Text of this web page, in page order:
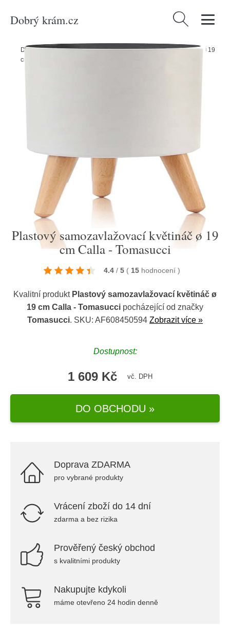
Dobrý krám.cz Vyhledávání
Domů/Produkty/Dekorace/Plastový samozavlažovací květináč ø 19
cm Calla - Tomasucci
Plastový samozavlažovací květináč ø 19
cm Calla - Tomasucci
4.4 / 5 ( 15 hodnocení )
Kvalitní produkt Plastový samozavlažovací květináč ø
19 cm Calla - Tomasucci pocházející od značky
Tomasucci. SKU: AF608450594 Zobrazit více »
Dostupnost:
1 609 Kč vč. DPH
DO OBCHODU »
Doprava ZDARMA
pro vybrané produkty
Vrácení zboží do 14 dní
zdarma a bez rizika
Prověřený český obchod
s kvalitními produkty
Nakupujte kdykoli
máme otevřeno 24 hodin denně